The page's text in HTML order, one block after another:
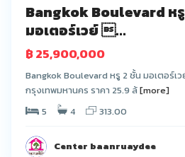
Bangkok Boulevard ห
มอเตอร์เวย์ ...
฿ 25,900,000
Bangkok Boulevard หรู 2 ชั้น มอเตอร์เ
กรุงเทพมหานคร ราคา 25.9 ล้[more]
5
4 313.00
Center baanruaydee